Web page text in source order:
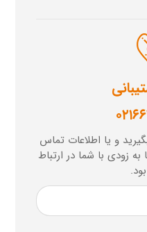
۳
و یا اطلاعات تماس
به زودی با شما در ارتباط